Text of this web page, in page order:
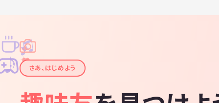
✦
✦
✧
✧
♪
♫
さあ、はじめよう